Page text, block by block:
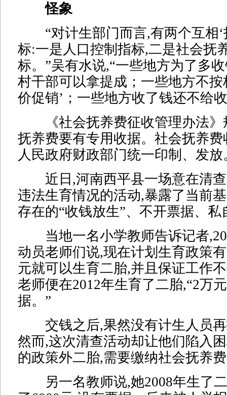
怪象
“对计生部门而言,有两个互相‘
标:一是人口控制指标,二是社会抚
标。”吴有水说,“一些地方为了多
村干部可以拿提成；一些地方不按
价促销’；一些地方收了钱还不给
《社会抚养费征收管理办法》
抚养费要有专用收据。社会抚养
人民政府财政部门统一印制、发放
近日,河南西平县一场意在清查
违法生育情况的活动,暴露了当前
存在的“收钱放生”、不开票据、
当地一名小学教师告诉记者
动员老师们说,现在计划生育政策
元就可以生育二胎,并且保证工作
老师便在2012年生育了二胎,“2万
据。”
交钱之后,果然没有计生人员再
然而,这次清查活动却让他们陷入
的政策外二胎,需要缴纳社会抚养
另一名教师说,她2008年生了二